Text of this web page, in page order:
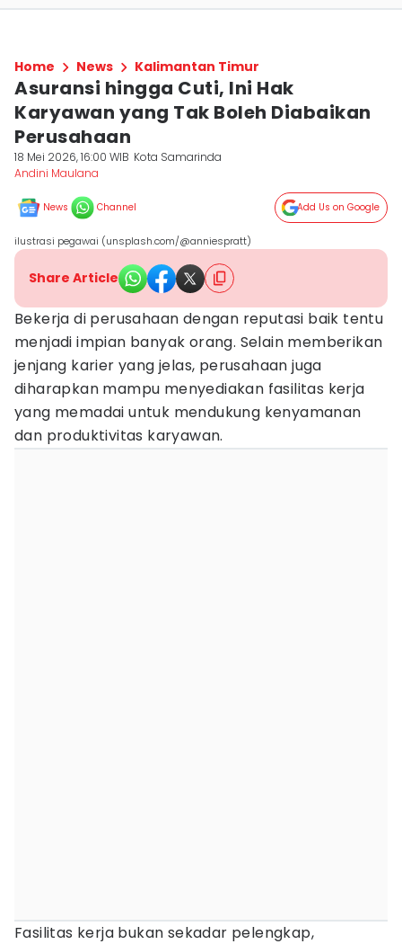
Home News Kalimantan Timur
Asuransi hingga Cuti, Ini Hak
Karyawan yang Tak Boleh Diabaikan
Perusahaan
18 Mei 2026, 16:00 WIB Kota Samarinda
Andini Maulana
News Channel Add Us on Google
ilustrasi pegawai (unsplash.com/@anniespratt)
Share Article
Bekerja di perusahaan dengan reputasi baik tentu
menjadi impian banyak orang. Selain memberikan
jenjang karier yang jelas, perusahaan juga
diharapkan mampu menyediakan fasilitas kerja
yang memadai untuk mendukung kenyamanan
dan produktivitas karyawan.
Fasilitas kerja bukan sekadar pelengkap,